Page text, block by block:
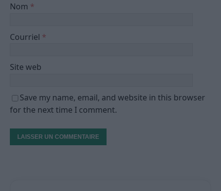
Nom *
Courriel *
Site web
Save my name, email, and website in this browser
for the next time I comment.